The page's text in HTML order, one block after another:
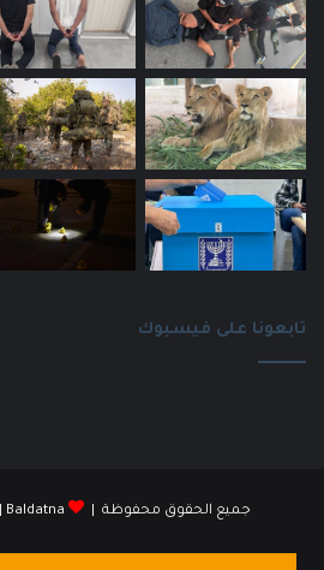
تابعونا على فيسبوك
جميع الحقوق محفوظة | Baldatna